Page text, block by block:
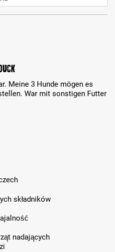
Meine 3 Hunde mögen es
War mit sonstigen Futter
składników
nadających